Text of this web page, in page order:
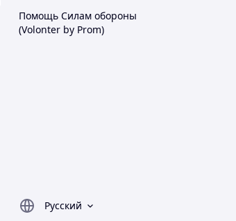
Помощь Силам обороны
(Volonter by Prom)
Русский